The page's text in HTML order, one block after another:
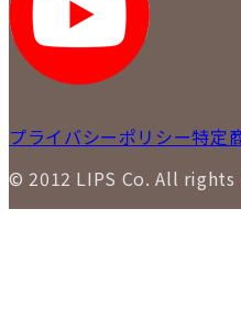
プライバシーポリシー特定
© 2012 LIPS Co. All rights